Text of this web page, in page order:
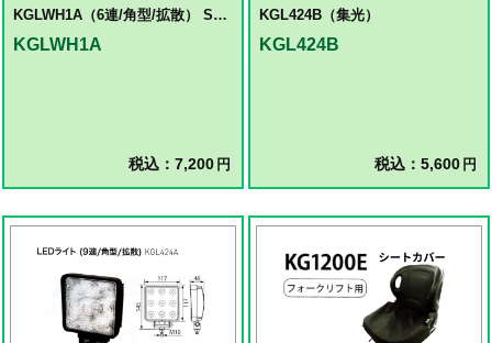
KGLWH1A（6連/角型/拡散） SW
付
KGLWH1A
税込：7,200 円
KGL424B（集光）
KGL424B
税込：5,600 円